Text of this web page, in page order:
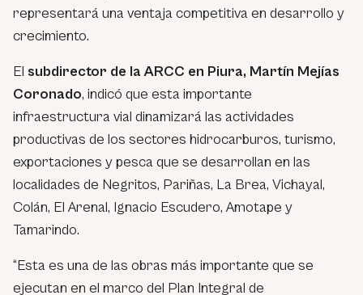
representará una ventaja competitiva en desarrollo y
crecimiento.
El subdirector de la ARCC en Piura, Martín Mejías
Coronado, indicó que esta importante
infraestructura vial dinamizará las actividades
productivas de los sectores hidrocarburos, turismo,
exportaciones y pesca que se desarrollan en las
localidades de Negritos, Pariñas, La Brea, Vichayal,
Colán, El Arenal, Ignacio Escudero, Amotape y
Tamarindo.
“Esta es una de las obras más importante que se
ejecutan en el marco del Plan Integral de